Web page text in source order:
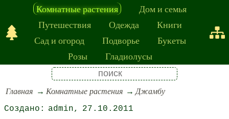
Комнатные растения
Дом и семья
Путешествия
Одежда
Книги
Сад и огород
Подворье
Букеты
Розы
Гладиолусы
Главная Комнатные растения Джамбу
admin 27.10.2011